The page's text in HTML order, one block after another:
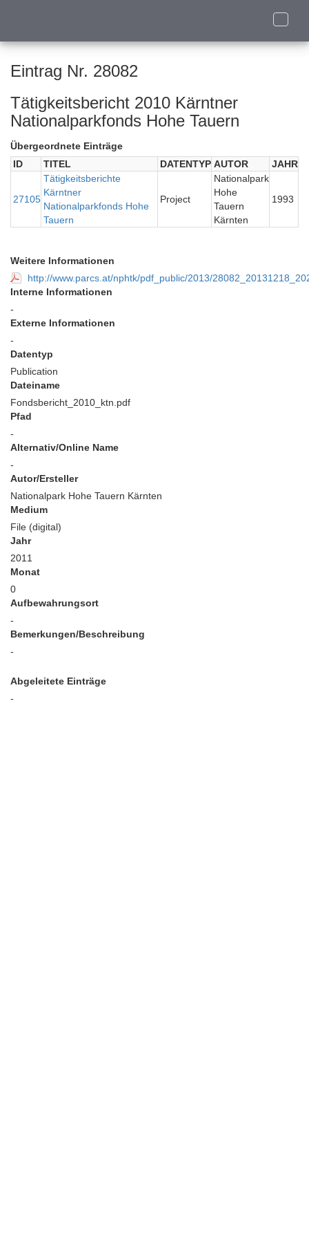
Toggle
Eintrag Nr. 28082
Tätigkeitsbericht 2010 Kärntner
Nationalparkfonds Hohe Tauern
Übergeordnete Einträge
ID
TITEL DATENTYP AUTOR JAHR
27105
Tätigkeitsberichte
Kärntner
Nationalparkfonds Hohe
Tauern
Project
Nationalpark
Hohe
Tauern
Kärnten
1993
Weitere Informationen
http://www.parcs.at/nphtk/pdf_public/2013/
Interne Informationen
-
Externe Informationen
-
Datentyp
Publication
Dateiname
Fondsbericht_2010_ktn.pdf
Pfad
-
Alternativ/Online Name
-
Autor/Ersteller
Nationalpark Hohe Tauern Kärnten
Medium
File (digital)
Jahr
2011
Monat
0
Aufbewahrungsort
-
Bemerkungen/Beschreibung
-
Abgeleitete Einträge
-